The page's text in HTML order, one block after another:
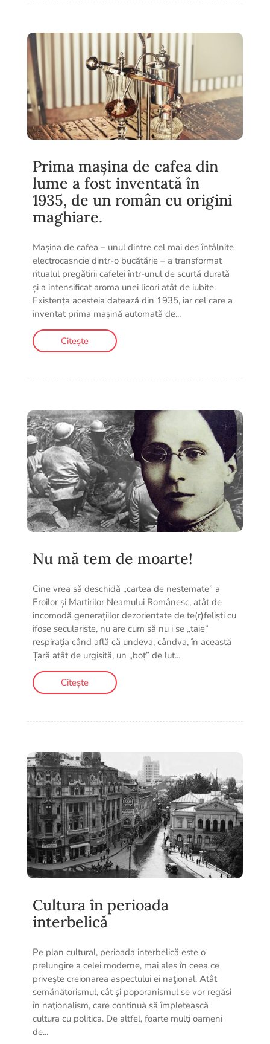
Prima mașina de cafea din
lume a fost inventată în
1935, de un român cu origini
maghiare.
Mașina de cafea – unul dintre cel mai des întâlnite
electrocasncie dintr-o bucătărie – a transformat
ritualul pregătirii cafelei într-unul de scurtă durată
și a intensificat aroma unei licori atât de iubite.
Existența acesteia datează din 1935, iar cel care a
inventat prima mașină automată de...
Citește
Nu mă tem de moarte!
Cine vrea să deschidă „cartea de nestemate” a
Eroilor și Martirilor Neamului Românesc, atât de
incomodă generațiilor dezorientate de te(r)feliști cu
ifose seculariste, nu are cum să nu i se „taie”
respirația când află că undeva, cândva, în această
Țară atât de urgisită, un „boț” de lut...
Citește
Cultura în perioada
interbelică
Pe plan cultural, perioada interbelică este o
prelungire a celei moderne, mai ales în ceea ce
priveşte creionarea aspectului ei naţional. Atât
semănătorismul, cât şi poporanismul se vor regăsi
în naţionalism, care continuă să împletească
cultura cu politica. De altfel, foarte mulţi oameni
de...